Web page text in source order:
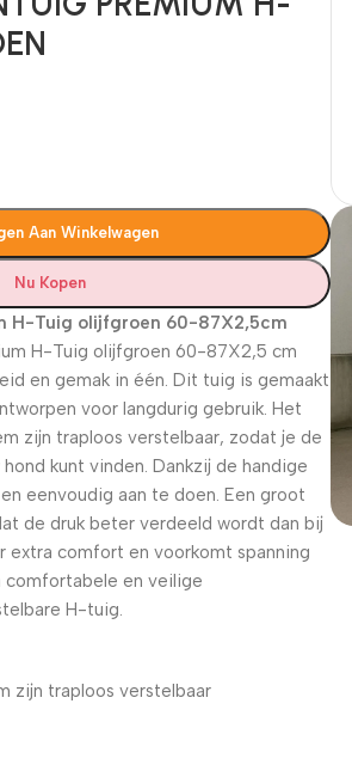
Aan Winkelwagen
Nu Kopen
H-Tuig olijfgroen 60-87X2,5cm
H-Tuig olijfgroen 60-87X2,5 cm
en gemak in één. Dit tuig is gemaakt
voor langdurig gebruik. Het
zijn traploos verstelbaar, zodat je de
kunt vinden. Dankzij de handige
eenvoudig aan te doen. Een groot
de druk beter verdeeld wordt dan bij
extra comfort en voorkomt spanning
comfortabele en veilige
H-tuig.
zijn traploos verstelbaar